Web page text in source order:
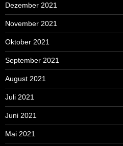
Dezember 2021
November 2021
Oktober 2021
September 2021
August 2021
Juli 2021
Juni 2021
Mai 2021